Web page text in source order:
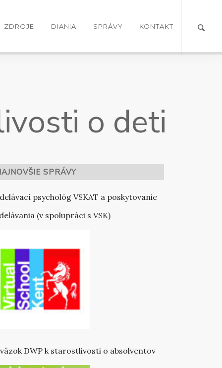
ZDROJE DIANIA SPRÁVY KONTAKT
o deti
SPRÁVY
psychológ VSKAT a poskytovanie
(v spolupráci s VSK)
DWP k starostlivosti o absolventov